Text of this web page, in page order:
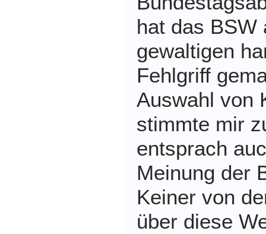
hat das BSW
gewaltigen
Fehlgriff
Auswahl von
stimmte mir
entsprach
Meinung der
Keiner von
über diese